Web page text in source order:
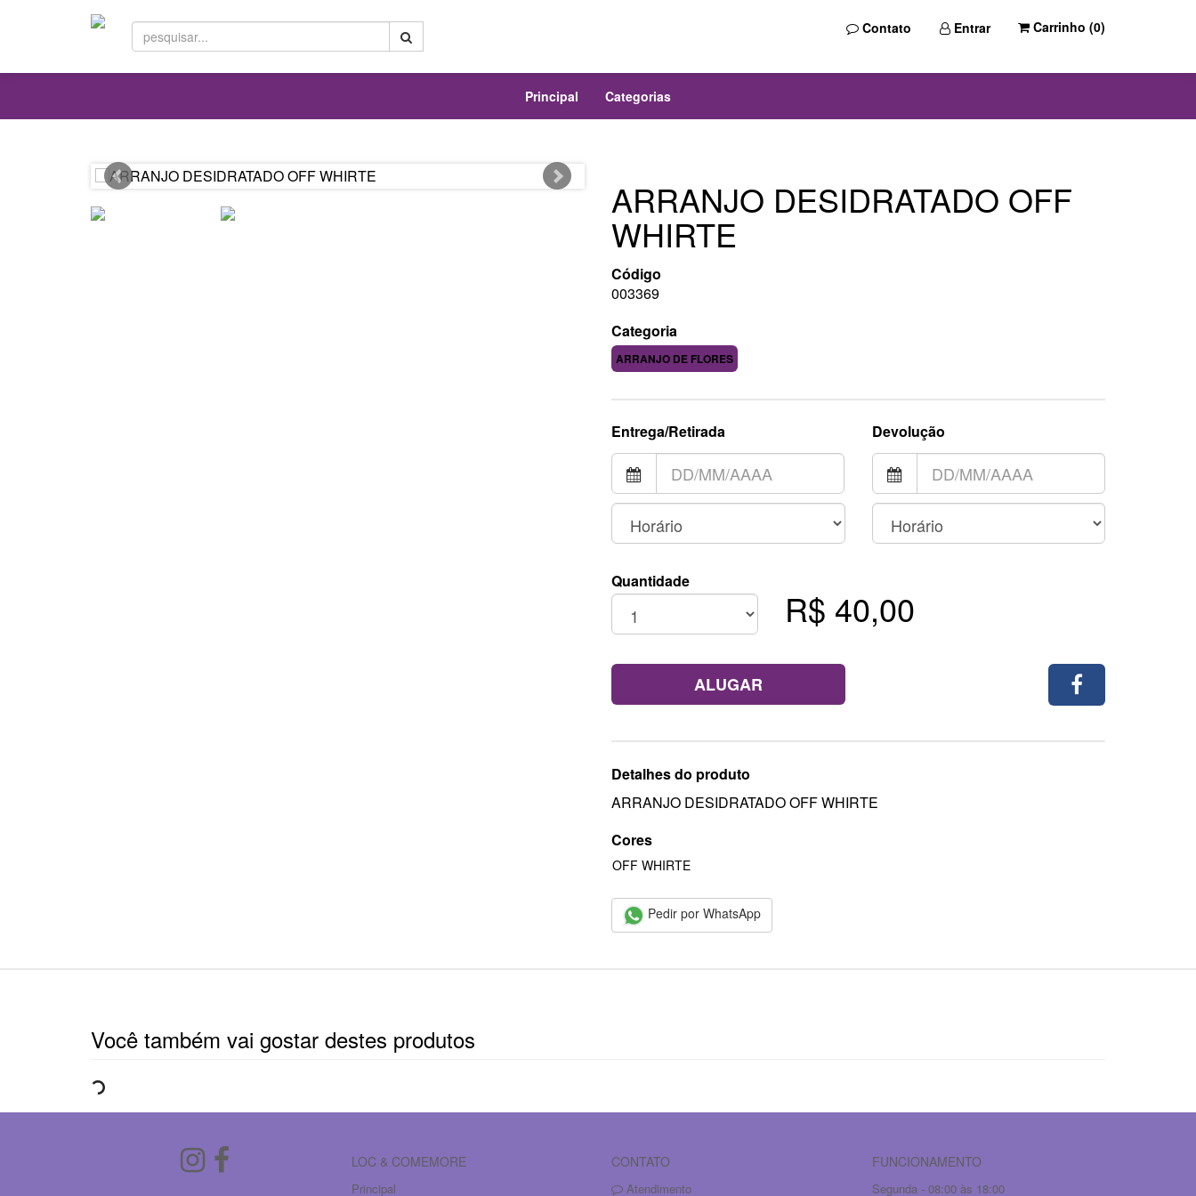
Contato Entrar Carrinho (0)
Principal Categorias
ARRANJO DESIDRATADO OFF
WHIRTE
Código
003369
Categoria
ARRANJO DE FLORES
Entrega/Retirada Devolução
Quantidade
R$ 40,00
ALUGAR
Detalhes do produto
ARRANJO DESIDRATADO OFF WHIRTE
Cores
OFF WHIRTE
Pedir por WhatsApp
Você também vai gostar destes produtos
LOC & COMEMORE
Principal
CONTATO
Atendimento
FUNCIONAMENTO
Segunda - 08:00 às 18:00